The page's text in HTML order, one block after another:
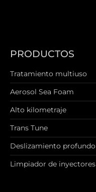
PRODUCTOS
Tratamiento multiuso
Aerosol Sea Foam
Alto kilometraje
Trans Tune
Deslizamiento profundo
Limpiador de inyectores